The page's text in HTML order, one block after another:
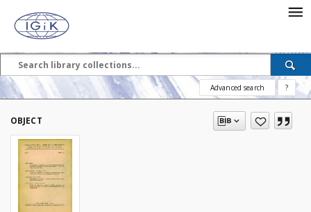
Advanced search ?
OBJECT